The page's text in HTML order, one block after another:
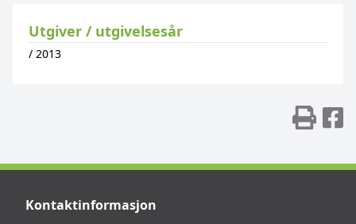
Utgiver / utgivelsesår
/ 2013
Kontaktinformasjon